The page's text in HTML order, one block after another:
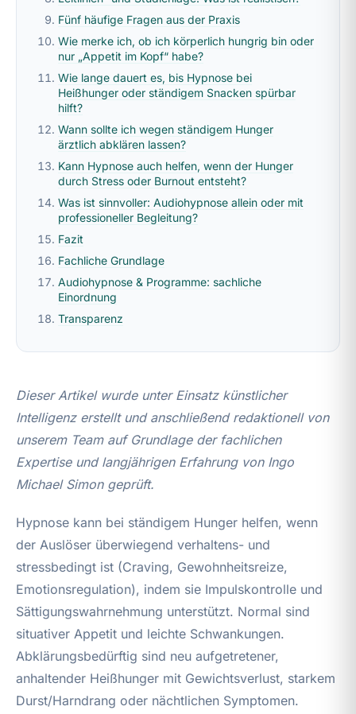
Fünf häufige Fragen aus der Praxis
Wie merke ich, ob ich körperlich hungrig bin oder
nur „Appetit im Kopf“ habe?
Wie lange dauert es, bis Hypnose bei
Heißhunger oder ständigem Snacken spürbar
hilft?
Wann sollte ich wegen ständigem Hunger
ärztlich abklären lassen?
Kann Hypnose auch helfen, wenn der Hunger
durch Stress oder Burnout entsteht?
Was ist sinnvoller: Audiohypnose allein oder mit
professioneller Begleitung?
Fazit
Fachliche Grundlage
Audiohypnose & Programme: sachliche
Einordnung
Transparenz
Dieser Artikel wurde unter Einsatz künstlicher
Intelligenz erstellt und anschließend redaktionell von
unserem Team auf Grundlage der fachlichen
Expertise und langjährigen Erfahrung von Ingo
Michael Simon geprüft.
Hypnose kann bei ständigem Hunger helfen, wenn
der Auslöser überwiegend verhaltens- und
stressbedingt ist (Craving, Gewohnheitsreize,
Emotionsregulation), indem sie Impulskontrolle und
Sättigungswahrnehmung unterstützt. Normal sind
situativer Appetit und leichte Schwankungen.
Abklärungsbedürftig sind neu aufgetretener,
anhaltender Heißhunger mit Gewichtsverlust, starkem
Durst/Harndrang oder nächtlichen Symptomen.